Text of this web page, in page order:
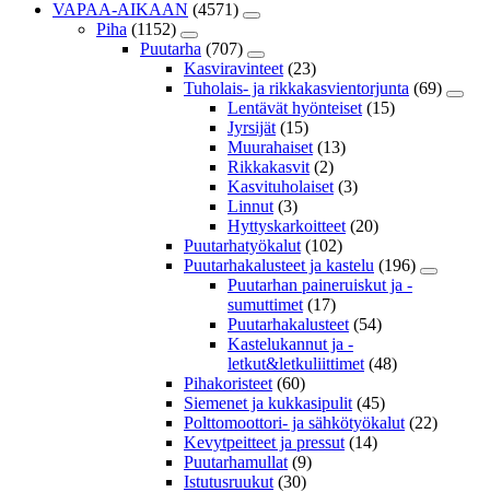
VAPAA-AIKAAN (4571)
Piha (1152)
Puutarha (707)
Kasviravinteet (23)
Tuholais- ja rikkakasvientorjunta (69)
Lentävät hyönteiset (15)
Jyrsijät (15)
Muurahaiset (13)
Rikkakasvit (2)
Kasvituholaiset (3)
Linnut (3)
Hyttyskarkoitteet (20)
Puutarhatyökalut (102)
Puutarhakalusteet ja kastelu (196)
Puutarhan paineruiskut ja -
sumuttimet (17)
Puutarhakalusteet (54)
Kastelukannut ja -
letkut&letkuliittimet (48)
Pihakoristeet (60)
Siemenet ja kukkasipulit (45)
Polttomoottori- ja sähkötyökalut (22)
Kevytpeitteet ja pressut (14)
Puutarhamullat (9)
Istutusruukut (30)